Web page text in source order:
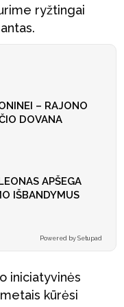
ryžtingai
– RAJONO
DOVANA
APŠEGA
IŠBANDYMUS
Powered by Setupad
iniciatyvinės
kūrėsi